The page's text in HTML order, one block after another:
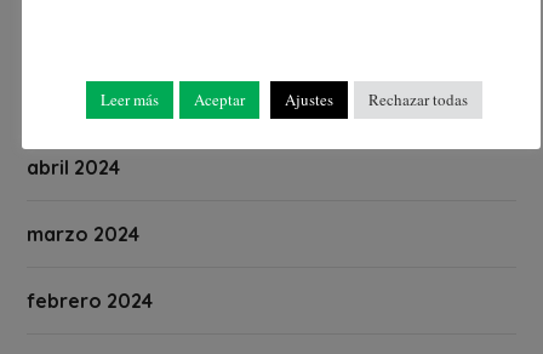
mayo 2024
abril 2024
marzo 2024
febrero 2024
Leer más Aceptar Ajustes Rechazar todas